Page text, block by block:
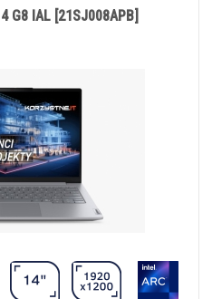
G8 IAL [21SJ008APB]